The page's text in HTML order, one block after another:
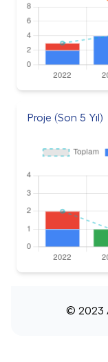
Proje (Son 5 Yıl)
© 2023